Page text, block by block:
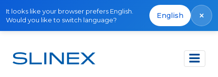
It looks like your browser prefers English.
Would you like to switch language?
English ×
Domů Produkty Videotelefony